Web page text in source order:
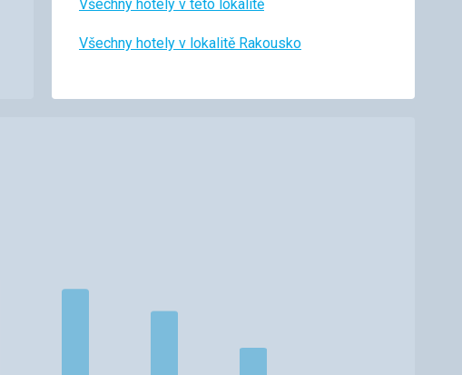
Všechny hotely v této lokalitě
Všechny hotely v lokalitě Rakousko